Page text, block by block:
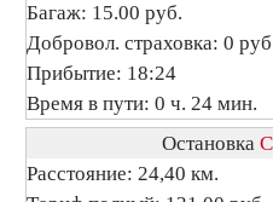
Багаж: 15.00 руб.
Добровол. страховка: 0
Прибытие: 18:24
Время в пути: 0 ч. 24 мин.
Остановка
Расстояние: 24,40 км.